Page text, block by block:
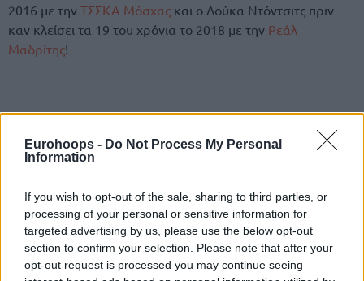
Eurohoops - Do Not Process My Personal
Information
If you wish to opt-out of the sale, sharing to third parties, or
processing of your personal or sensitive information for
targeted advertising by us, please use the below opt-out
section to confirm your selection. Please note that after your
opt-out request is processed you may continue seeing
2016 με την ΤΣΣΚΑ Μόσχας και ο Λούκα Ντόντσιτς πριν
καν κλείσει τα 19 του χρόνια το 2018 με την Ρεάλ
Μαδρίτης!